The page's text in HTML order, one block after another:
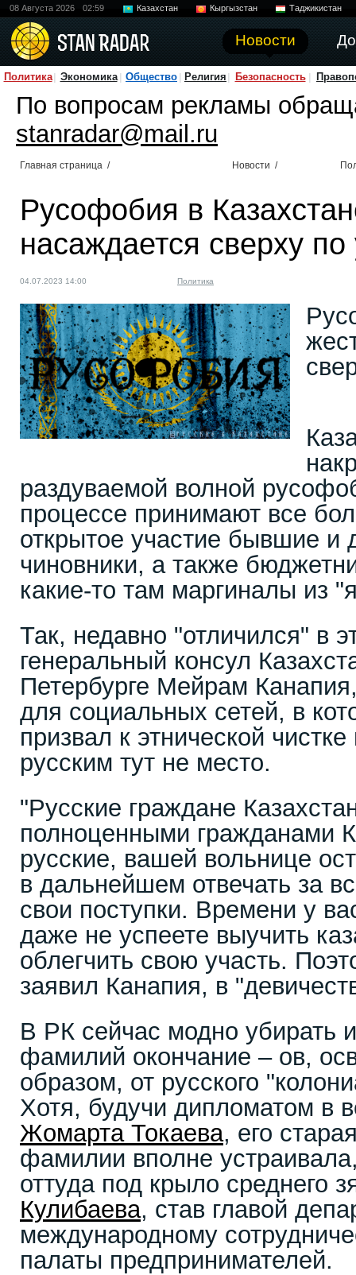
08 Августа 2026 02:59 Казахстан Кыргызстан Таджикистан
Новости
Политика Экономика Общество Религия Безопасность
По вопросам рекламы
stanradar@mail.ru
Главная страница / Новости /
Русофобия в
насаждается сверху
04.07.2023 14:00 Политика
раздуваемой волной
процессе принимают все
открытое участие бывшие и
чиновники, а также
какие-то там маргиналы из
Так, недавно "отличился" в
генеральный консул
Петербурге Мейрам
для социальных сетей, в
призвал к этнической
русским тут не место.
"Русские граждане
полноценными гражданами
русские, вашей вольнице
в дальнейшем отвечать за
свои поступки. Времени у
даже не успеете выучить
облегчить свою участь.
заявил Канапия, в
В РК сейчас модно убирать
фамилий окончание – ов,
образом, от русского
Хотя, будучи дипломатом в
Жомарта Токаева, его
фамилии вполне
оттуда под крыло среднего
Кулибаева, став главой
международному
палаты предпринимателей.